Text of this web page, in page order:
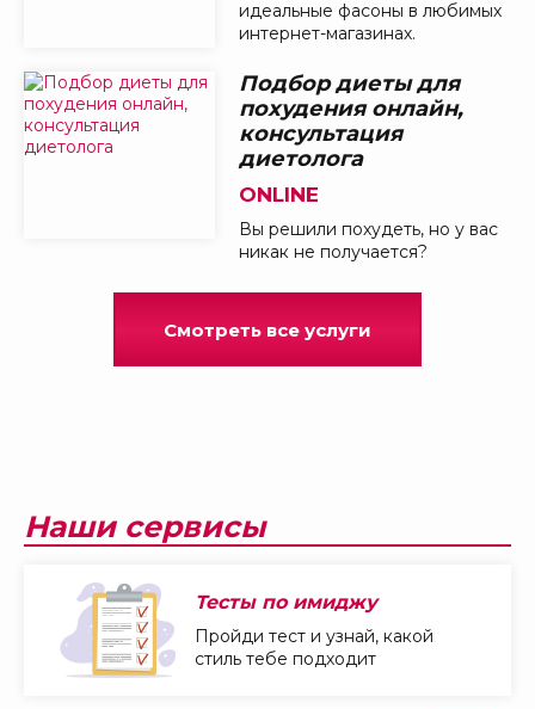
идеальные фасоны в любимых
интернет-магазинах.
Подбор диеты для
похудения онлайн,
консультация
диетолога
ONLINE
Вы решили похудеть, но у вас
никак не получается?
Смотреть все услуги
Наши сервисы
Тесты по имиджу
Пройди тест и узнай, какой
стиль тебе подходит